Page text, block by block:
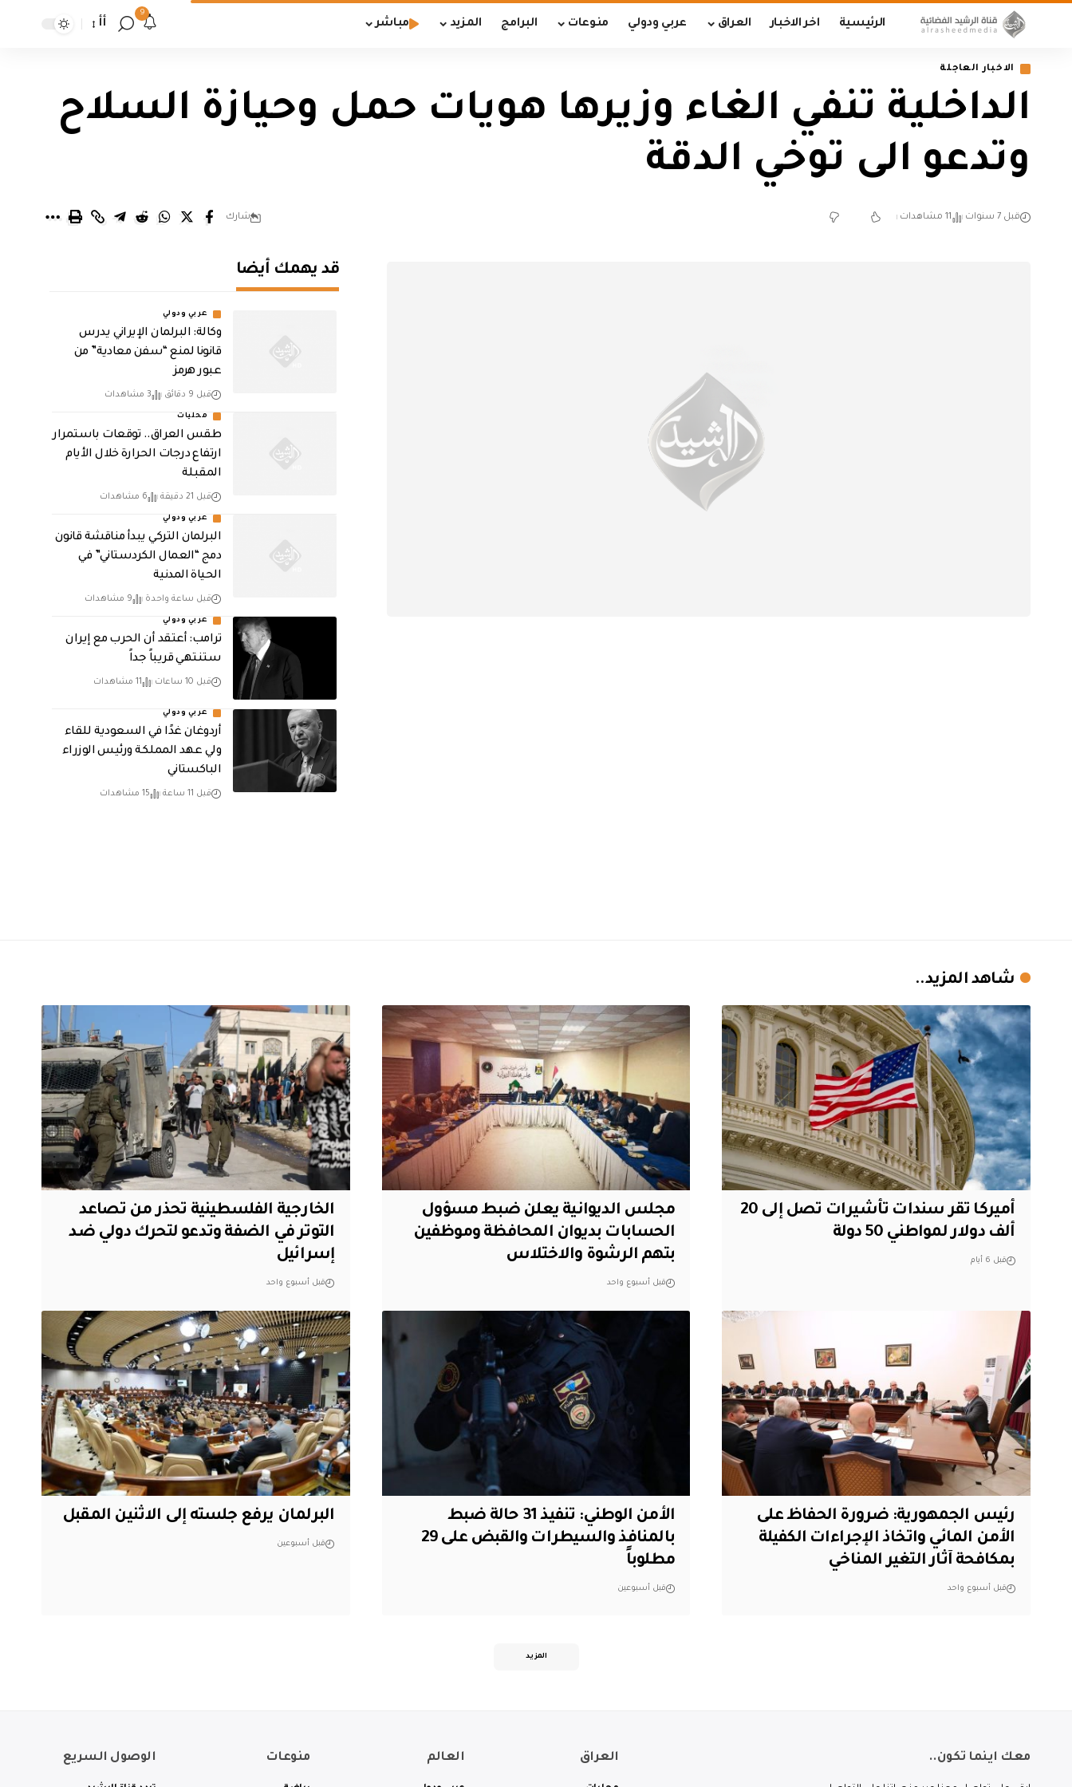
الرئيسية اخر الاخبار العراق عربي ودولي منوعات البرامج المزيد مباشر
9
أأ
الاخبار العاجلة
الداخلية تنفي الغاء وزيرها هويات حمل وحيازة السلاح
وتدعو الى توخي الدقة
قبل 7 سنوات 11 مشاهدات شارك
قد يهمك أيضا
عربي ودولي
وكالة: البرلمان الإيراني يدرس
قانونا لمنع “سفن معادية” من
عبور هرمز
قبل 9 دقائق 3 مشاهدات
محليات
طقس العراق.. توقعات باستمرار
ارتفاع درجات الحرارة خلال الأيام
المقبلة
قبل 21 دقيقة 6 مشاهدات
عربي ودولي
البرلمان التركي يبدأ مناقشة قانون
دمج “العمال الكردستاني” في
الحياة المدنية
قبل ساعة واحدة 9 مشاهدات
عربي ودولي
‏ترامب: أعتقد أن الحرب مع إيران
ستنتهي قريباً جداً
قبل 10 ساعات 11 مشاهدات
عربي ودولي
أردوغان غدًا في السعودية للقاء
ولي عهد المملكة ورئيس الوزراء
الباكستاني
قبل 11 ساعة 15 مشاهدات
شاهد المزيد..
أميركا تقر سندات تأشيرات تصل إلى 20
ألف دولار لمواطني 50 دولة
قبل 6 أيام
مجلس الديوانية يعلن ضبط مسؤول
الحسابات بديوان المحافظة وموظفين
بتهم الرشوة والاختلاس
قبل أسبوع واحد
الخارجية الفلسطينية تحذر من تصاعد
التوتر في الضفة وتدعو لتحرك دولي ضد
إسرائيل
قبل أسبوع واحد
رئيس الجمهورية: ضرورة الحفاظ على
الأمن المائي واتخاذ الإجراءات الكفيلة
بمكافحة آثار التغير المناخي
قبل أسبوع واحد
الأمن الوطني: تنفيذ 31 حالة ضبط
بالمنافذ والسيطرات والقبض على 29
مطلوباً
قبل أسبوعين
البرلمان يرفع جلسته إلى الاثنين المقبل
قبل أسبوعين
المزيد
معك اينما تكون.. العراق العالم منوعات الوصول السريع